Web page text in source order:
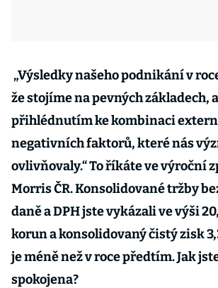
„Výsledky našeho podnikání v
že stojíme na pevných základech,
přihlédnutím ke kombinaci
negativních faktorů, které nás
ovlivňovaly.“ To říkáte ve výroční
Morris ČR. Konsolidované tržby
daně a DPH jste vykázali ve výši
korun a konsolidovaný čistý zisk
je méně než v roce předtím. Jak
spokojena?